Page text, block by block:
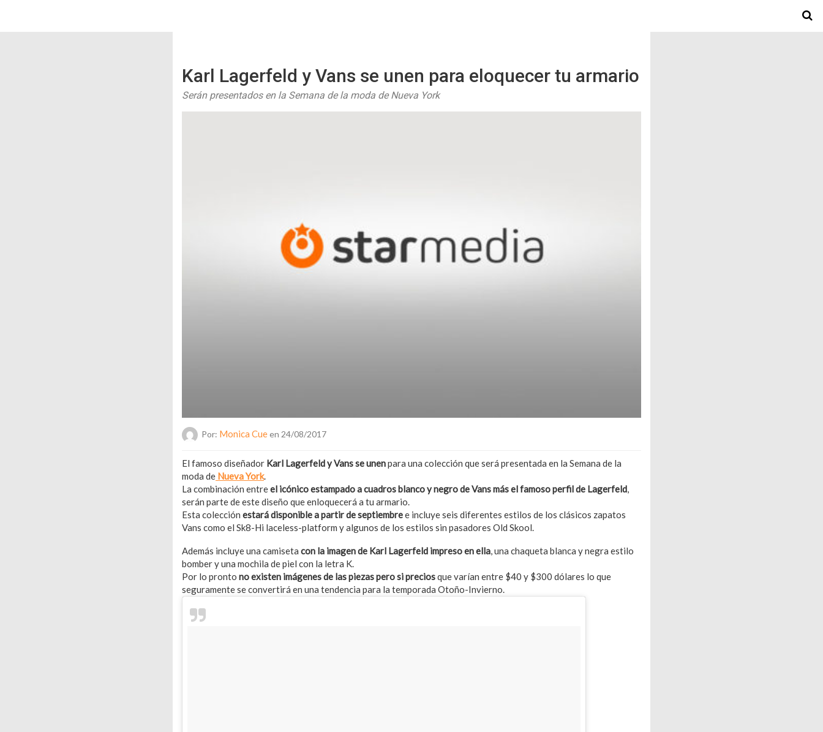
Karl Lagerfeld y Vans se unen para eloquecer tu armario
Serán presentados en la Semana de la moda de Nueva York
Por: Monica Cueen 24/08/2017
El famoso diseñador Karl Lagerfeld y Vans se unenpara una colección que será presentada en la Semana de la
moda de Nueva York.
La combinación entreel icónico estampado a cuadros blanco y negro de Vans más el famoso perfil de Lagerfeld,
serán parte de este diseño que enloquecerá a tu armario.
Esta colección estará disponible a partir de septiembree incluye seis diferentes estilos de los clásicos zapatos
Vans como el Sk8-Hi laceless-platform y algunos de los estilos sin pasadores Old Skool.
Además incluye una camiseta con la imagen de Karl Lagerfeld impreso en ella, una chaqueta blanca y negra estilo
bomber y una mochila de piel con la letra K.
Por lo pronto no existen imágenes de las piezas pero si preciosque varían entre $40 y $300 dólares lo que
seguramente se convertirá en una tendencia para la temporada Otoño-Invierno.